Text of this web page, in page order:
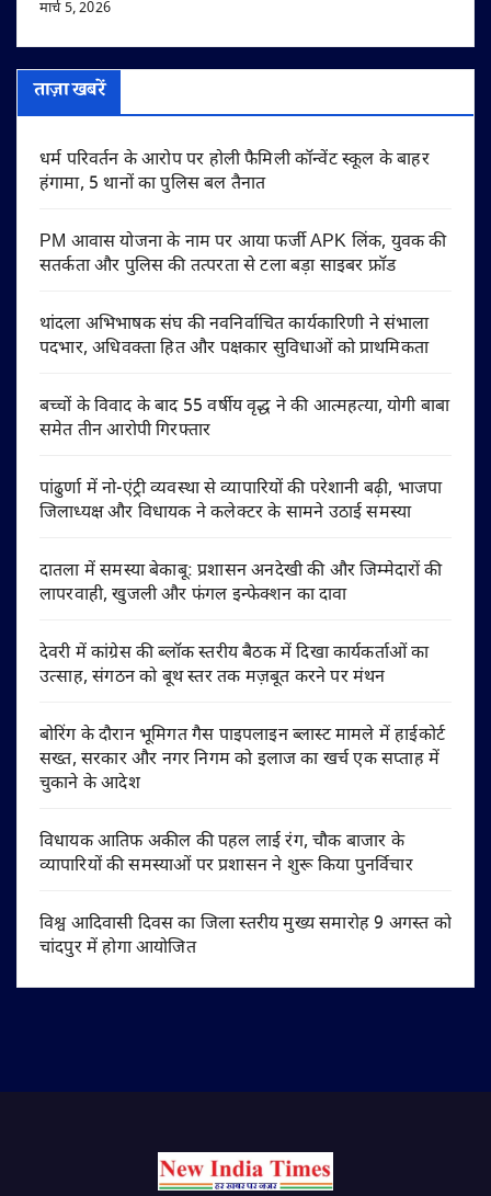
मार्च 5, 2026
ताज़ा खबरें
धर्म परिवर्तन के आरोप पर होली फैमिली कॉन्वेंट स्कूल के बाहर
हंगामा, 5 थानों का पुलिस बल तैनात
PM आवास योजना के नाम पर आया फर्जी APK लिंक, युवक की
सतर्कता और पुलिस की तत्परता से टला बड़ा साइबर फ्रॉड
थांदला अभिभाषक संघ की नवनिर्वाचित कार्यकारिणी ने संभाला
पदभार, अधिवक्ता हित और पक्षकार सुविधाओं को प्राथमिकता
बच्चों के विवाद के बाद 55 वर्षीय वृद्ध ने की आत्महत्या, योगी बाबा
समेत तीन आरोपी गिरफ्तार
पांढुर्णा में नो-एंट्री व्यवस्था से व्यापारियों की परेशानी बढ़ी, भाजपा
जिलाध्यक्ष और विधायक ने कलेक्टर के सामने उठाई समस्या
दातला में समस्या बेकाबू: प्रशासन अनदेखी की और जिम्मेदारों की
लापरवाही, खुजली और फंगल इन्फेक्शन का दावा
देवरी में कांग्रेस की ब्लॉक स्तरीय बैठक में दिखा कार्यकर्ताओं का
उत्साह, संगठन को बूथ स्तर तक मज़बूत करने पर मंथन
बोरिंग के दौरान भूमिगत गैस पाइपलाइन ब्लास्ट मामले में हाईकोर्ट
सख्त, सरकार और नगर निगम को इलाज का खर्च एक सप्ताह में
चुकाने के आदेश
विधायक आतिफ अकील की पहल लाई रंग, चौक बाजार के
व्यापारियों की समस्याओं पर प्रशासन ने शुरू किया पुनर्विचार
विश्व आदिवासी दिवस का जिला स्तरीय मुख्य समारोह 9 अगस्त को
चांदपुर में होगा आयोजित